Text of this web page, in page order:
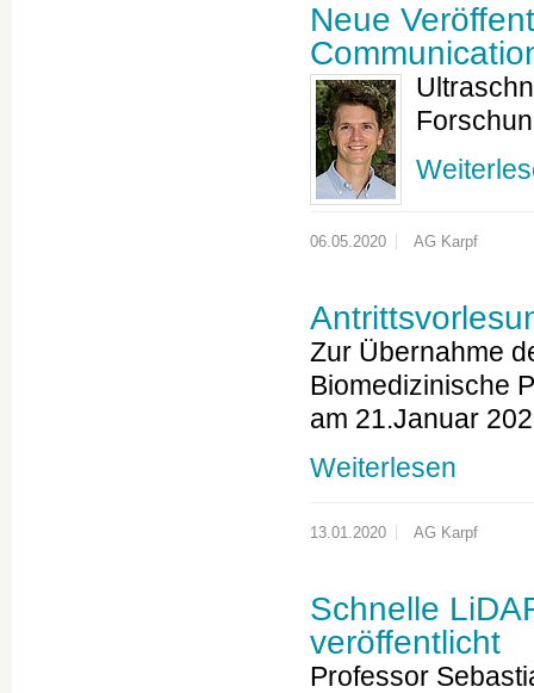
Neue
06.05.2020 AG Karpf
Zur Übernahme
Biomedizinische
am 21.Januar
Weiterlesen
13.01.2020 AG Karpf
Schnelle
veröffentlicht
Professor